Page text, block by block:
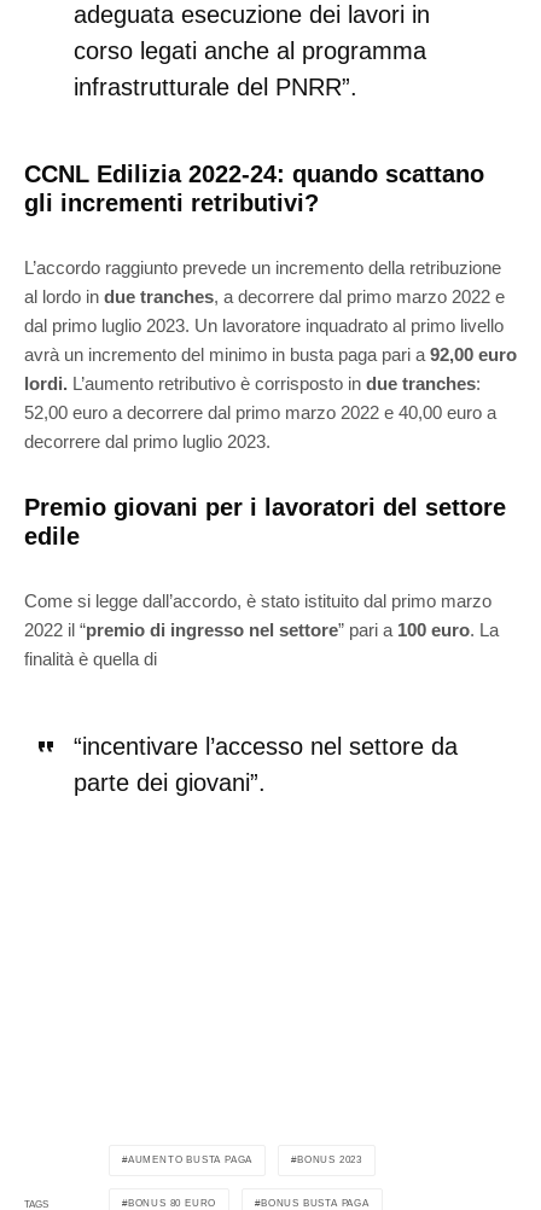
adeguata esecuzione dei lavori in
corso legati anche al programma
infrastrutturale del PNRR”.
CCNL Edilizia 2022-24: quando scattano
gli incrementi retributivi?
L’accordo raggiunto prevede un incremento della retribuzione
al lordo in due tranches, a decorrere dal primo marzo 2022 e
dal primo luglio 2023. Un lavoratore inquadrato al primo livello
avrà un incremento del minimo in busta paga pari a 92,00 euro
lordi. L’aumento retributivo è corrisposto in due tranches:
52,00 euro a decorrere dal primo marzo 2022 e 40,00 euro a
decorrere dal primo luglio 2023.
Premio giovani per i lavoratori del settore
edile
Come si legge dall’accordo, è stato istituito dal primo marzo
2022 il “premio di ingresso nel settore” pari a 100 euro. La
finalità è quella di
“incentivare l’accesso nel settore da
parte dei giovani”.
TAGS
AUMENTO BUSTA PAGA BONUS 2023
BONUS 80 EURO BONUS BUSTA PAGA